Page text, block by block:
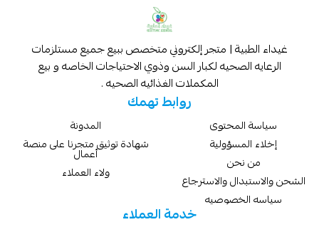
غيداء الطبية | متجر إلكتروني متخصص ببيع جميع مستلزمات
الرعايه الصحيه لكبار السن وذوي الاحتياجات الخاصه و بيع
المكملات الغذائيه الصحيه .
روابط تهمك
سياسة المحتوى
إخلاء المسؤولية
من نحن
الشحن والاستبدال والاسترجاع
سياسه الخصوصيه
المدونة
شهادة توثيق متجرنا على منصة
أعمال
ولاء العملاء
خدمة العملاء